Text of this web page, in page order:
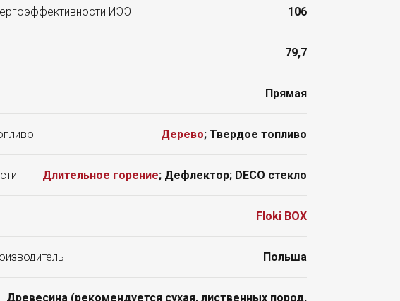
ИЭЭ 106
79,7
Прямая
Дерево; Твердое топливо
Длительное горение; Дефлектор; DECO стекло
Floki BOX
Польша
Древесина (рекомендуется сухая, лиственных пород,